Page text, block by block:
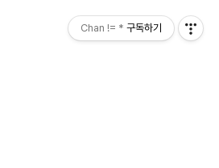
Chan != * 구독하기